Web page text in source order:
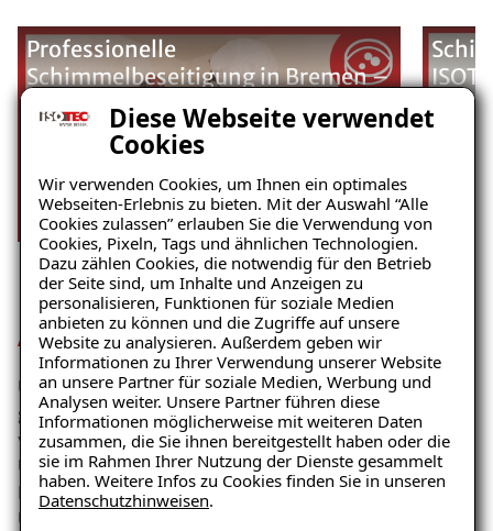
Diese Webseite verwendet
Cookies
Wir verwenden Cookies, um Ihnen ein optimales
Webseiten-Erlebnis zu bieten. Mit der Auswahl “Alle
Cookies zulassen” erlauben Sie die Verwendung von
Cookies, Pixeln, Tags und ähnlichen Technologien.
Dazu zählen Cookies, die notwendig für den Betrieb
der Seite sind, um Inhalte und Anzeigen zu
personalisieren, Funktionen für soziale Medien
anbieten zu können und die Zugriffe auf unsere
Website zu analysieren. Außerdem geben wir
Informationen zu Ihrer Verwendung unserer Website
an unsere Partner für soziale Medien, Werbung und
Analysen weiter. Unsere Partner führen diese
Informationen möglicherweise mit weiteren Daten
zusammen, die Sie ihnen bereitgestellt haben oder die
sie im Rahmen Ihrer Nutzung der Dienste gesammelt
haben. Weitere Infos zu Cookies finden Sie in unseren
Datenschutzhinweisen.
Professionelle
Schimmelbeseitigung in Bremen –
Nachhaltige Lösung mit ISOTEC-
Klimaplatten
Amtlich empfohlen
Unsere Sanierungentspricht den bundesweit
geltenden Richtlinien und Leitfäden zur Beseitigung
von Schimmelpilzschäden – unter anderem des
Umweltbundesamtes und des
Landesgesundheitsamtes Baden-Württemberg.
Unser richtliniengetreues Vorgehen sichert die
Ratgeber „Schimmel“
– jetzt kostenlos erhalten!
E-Mail eingeben